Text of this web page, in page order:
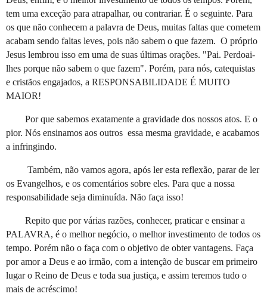
tem uma exceção para atrapalhar, ou contrariar. É o seguinte. Para
os que não conhecem a palavra de Deus, muitas faltas que cometem
acabam sendo faltas leves, pois não sabem o que fazem. O próprio
Jesus lembrou isso em uma de suas últimas orações. "Pai. Perdoai-
lhes porque não sabem o que fazem". Porém, para nós, catequistas
e cristãos engajados, a RESPONSABILIDADE É MUITO
MAIOR!
Por que sabemos exatamente a gravidade dos nossos atos. E o
pior. Nós ensinamos aos outros essa mesma gravidade, e acabamos
a infringindo.
Também, não vamos agora, após ler esta reflexão, parar de ler
os Evangelhos, e os comentários sobre eles. Para que a nossa
responsabilidade seja diminuída. Não faça isso!
Repito que por várias razões, conhecer, praticar e ensinar a
PALAVRA, é o melhor negócio, o melhor investimento de todos os
tempo. Porém não o faça com o objetivo de obter vantagens. Faça
por amor a Deus e ao irmão, com a intenção de buscar em primeiro
lugar o Reino de Deus e toda sua justiça, e assim teremos tudo o
mais de acréscimo!